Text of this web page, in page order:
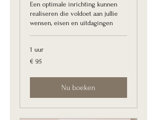
Een optimale inrichting kunnen
realiseren die voldoet aan jullie
wensen, eisen en uitdagingen
1 uur
95
euro
€ 95
Nu boeken